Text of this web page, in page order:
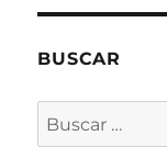
BUSCAR
Buscar
por: